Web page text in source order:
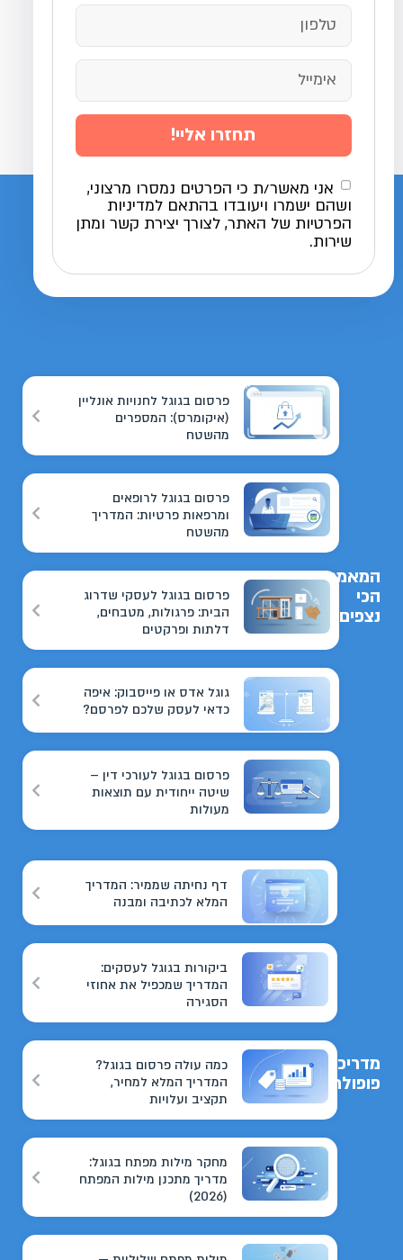
אני מאשר/ת כי הפרטים נמסרו מרצוני,
ושהם ישמרו ויעובדו בהתאם למדיניות
הפרטיות של האתר, לצורך יצירת קשר ומתן
שירות.
תחזרו אליי!
המאמרים
הכי
נצפים
פרסום בגוגל לחנויות אונליין
(איקומרס): המספרים
מהשטח
פרסום בגוגל לרופאים
ומרפאות פרטיות: המדריך
מהשטח
פרסום בגוגל לעסקי שדרוג
הבית: פרגולות, מטבחים,
דלתות ופרקטים
גוגל אדס או פייסבוק: איפה
כדאי לעסק שלכם לפרסם?
פרסום בגוגל לעורכי דין –
שיטה ייחודית עם תוצאות
מעולות
מדריכים
פופולריים
דף נחיתה שממיר: המדריך
המלא לכתיבה ומבנה
ביקורות בגוגל לעסקים:
המדריך שמכפיל את אחוזי
הסגירה
כמה עולה פרסום בגוגל?
המדריך המלא למחיר,
תקציב ועלויות
מחקר מילות מפתח בגוגל:
מדריך מתכנן מילות המפתח
(2026)